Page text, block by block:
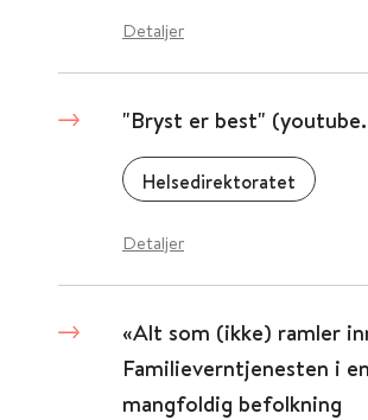
Detaljer
"Bryst er best"
Helsedirektoratet
Detaljer
«Alt som (ikke) ramler
Familieverntjenesten i en
mangfoldig befolkning